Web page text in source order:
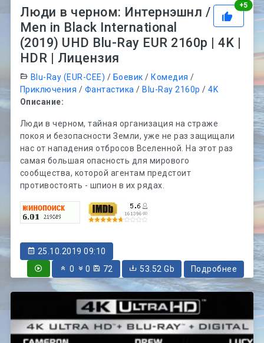
+5
Люди в черном: Интернэшнл /
Men in Black International
(2019) UHD Blu-Ray EUR 2160p | 4K |
HDR | Лицензия
Blu-Ray (EUR-CEE) / Боевик / Комедия /
Приключения / Фантастика / Blu-Ray 2160p /4K
Описание:
Люди в черном, тайная организация на страже
покоя и безопасности Земли, уже не раз защищали
нас от нападения отбросов Вселенной. На этот раз
самая большая опасность для мирового
сообщества, которой агентам предстоит
противостоять - шпион в их рядах.
25.10.2019 09:10
0
0 72 53.52 Gb Подробнее